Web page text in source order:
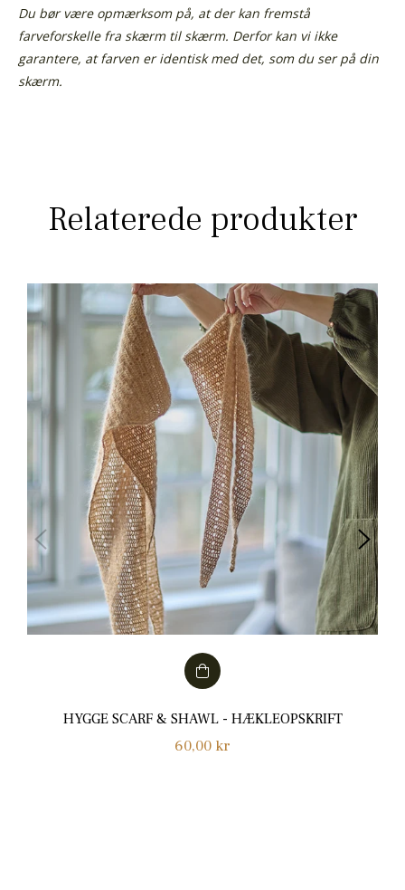
Du bør være opmærksom på, at der kan fremstå
farveforskelle fra skærm til skærm. Derfor kan vi ikke
garantere, at farven er identisk med det, som du ser på din
skærm.
Relaterede produkter
HYGGE SCARF & SHAWL - HÆKLEOPSKRIFT
Normalpris
60,00 kr